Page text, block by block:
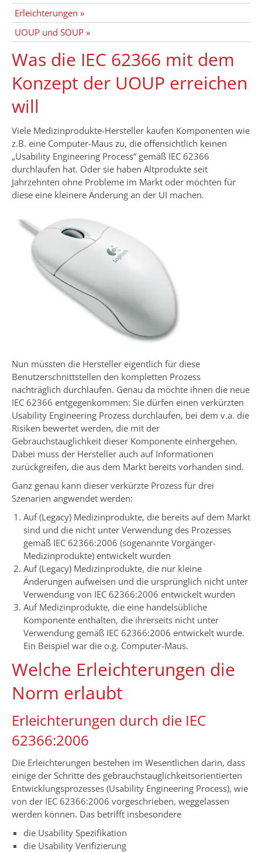
Erleichterungen »
UOUP und SOUP »
Was die IEC 62366 mit dem
Konzept der UOUP erreichen
will
Viele Medizinprodukte-Hersteller kaufen Komponenten wie
z.B. eine Computer-Maus zu, die offensichtlich keinen
„Usability Engineering Process“ gemäß IEC 62366
durchlaufen hat. Oder sie haben Altprodukte seit
Jahrzehnten ohne Probleme im Markt oder möchten für
diese eine kleinere Änderung an der UI machen.
Nun müssten die Hersteller eigentlich für diese
Benutzerschnittstellen den kompletten Prozess
nachträglich durchlaufen. Genau da möchte ihnen die neue
IEC 62366 entgegenkommen: Sie dürfen einen verkürzten
Usability Engineering Prozess durchlaufen, bei dem v.a. die
Risiken bewertet werden, die mit der
Gebrauchstauglichkeit dieser Komponente einhergehen.
Dabei muss der Hersteller auch auf Informationen
zurückgreifen, die aus dem Markt bereits vorhanden sind.
Ganz genau kann dieser verkürzte Prozess für drei
Szenarien angwendet werden:
Auf (Legacy) Medizinprodukte, die bereits auf dem Markt
sind und die nicht unter Verwendung des Prozesses
gemäß IEC 62366:2006 (sogenannte Vorgänger-
Medizinprodukte) entwickelt wurden
Auf (Legacy) Medizinprodukte, die nur kleine
Änderungen aufweisen und die ursprünglich nicht unter
Verwendung von IEC 62366:2006 entwickelt wurden
Auf Medizinprodukte, die eine handelsübliche
Komponente enthalten, die ihrerseits nicht unter
Verwendung gemäß IEC 62366:2006 entwickelt wurde.
Ein Beispiel war die o.g. Computer-Maus.
Welche Erleichterungen die
Norm erlaubt
Erleichterungen durch die IEC
62366:2006
Die Erleichterungen bestehen im Wesentlichen darin, dass
einige der Schritte des gebrauchstauglichkeitsorientierten
Entwicklungsprozesses (Usability Engineering Process), wie
von der IEC 62366:2006 vorgeschrieben, weggelassen
werden können. Das betrifft insbesondere
die Usability Spezifikation
die Usability Verifizierung